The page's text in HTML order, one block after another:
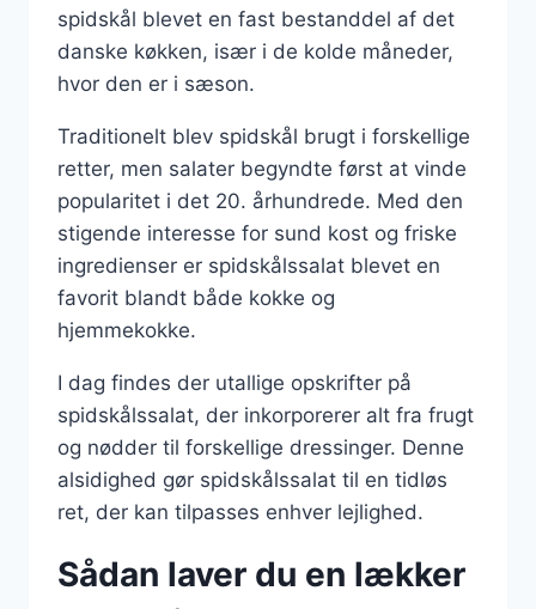
spidskål blevet en fast bestanddel af det
danske køkken, især i de kolde måneder,
hvor den er i sæson.
Traditionelt blev spidskål brugt i forskellige
retter, men salater begyndte først at vinde
popularitet i det 20. århundrede. Med den
stigende interesse for sund kost og friske
ingredienser er spidskålssalat blevet en
favorit blandt både kokke og
hjemmekokke.
I dag findes der utallige opskrifter på
spidskålssalat, der inkorporerer alt fra frugt
og nødder til forskellige dressinger. Denne
alsidighed gør spidskålssalat til en tidløs
ret, der kan tilpasses enhver lejlighed.
Sådan laver du en lækker